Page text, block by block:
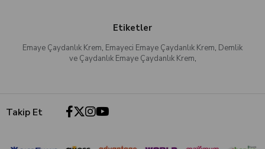
Etiketler
Emaye Çaydanlık Krem, Emayeci Emaye Çaydanlık Krem, Demlik
ve Çaydanlık Emaye Çaydanlık Krem,
Takip Et